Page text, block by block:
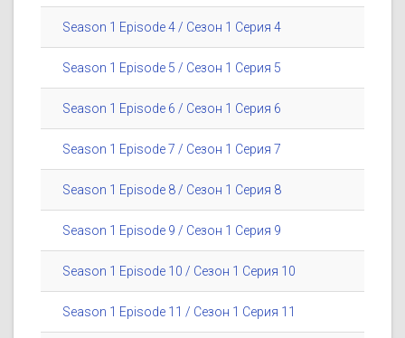
Season 1 Episode 4 / Сезон 1 Серия 4
Season 1 Episode 5 / Сезон 1 Серия 5
Season 1 Episode 6 / Сезон 1 Серия 6
Season 1 Episode 7 / Сезон 1 Серия 7
Season 1 Episode 8 / Сезон 1 Серия 8
Season 1 Episode 9 / Сезон 1 Серия 9
Season 1 Episode 10 / Сезон 1 Серия 10
Season 1 Episode 11 / Сезон 1 Серия 11